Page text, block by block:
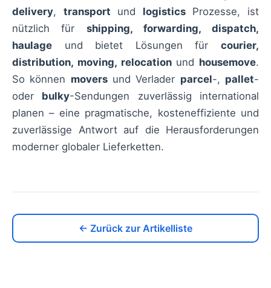
delivery, transport und logisticsProzesse, ist
nützlich für shipping, forwarding, dispatch,
haulage und bietet Lösungen für courier,
distribution, moving, relocationund housemove.
So können moversund Verlader parcel-, pallet-
oder bulky-Sendungen zuverlässig international
planen – eine pragmatische, kosteneffiziente und
zuverlässige Antwort auf die Herausforderungen
moderner globaler Lieferketten.
← Zurück zur Artikelliste